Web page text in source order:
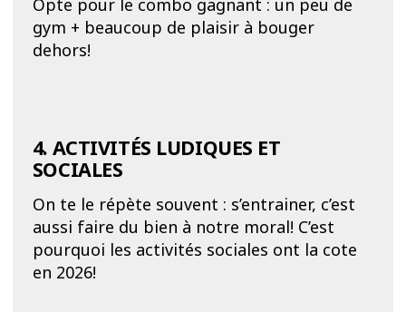
Opte pour le combo gagnant : un peu de
gym + beaucoup de plaisir à bouger
dehors!
4. ACTIVITÉS LUDIQUES ET
SOCIALES
On te le répète souvent : s’entrainer, c’est
aussi faire du bien à notre moral! C’est
pourquoi les activités sociales ont la cote
en 2026!